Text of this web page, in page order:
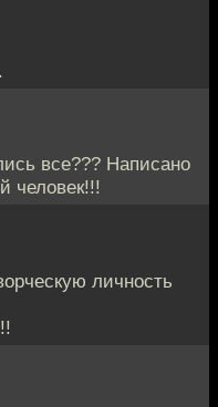
все??? Написано
человек!!!
личность